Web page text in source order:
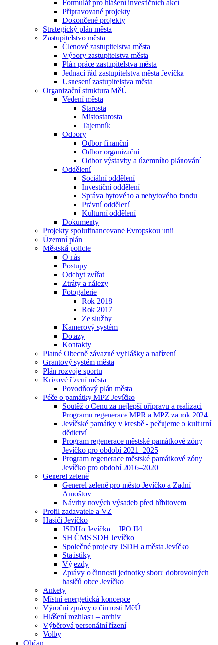
Formulář pro hlášení investičních akcí
Připravované projekty
Dokončené projekty
Strategický plán města
Zastupitelstvo města
Členové zastupitelstva města
Výbory zastupitelstva města
Plán práce zastupitelstva města
Jednací řád zastupitelstva města Jevíčka
Usnesení zastupitelstva města
Organizační struktura MěÚ
Vedení města
Starosta
Místostarosta
Tajemník
Odbory
Odbor finanční
Odbor organizační
Odbor výstavby a územního plánování
Oddělení
Sociální oddělení
Investiční oddělení
Správa bytového a nebytového fondu
Právní oddělení
Kulturní oddělení
Dokumenty
Projekty spolufinancované Evropskou unií
Územní plán
Městská policie
O nás
Postupy
Odchyt zvířat
Ztráty a nálezy
Fotogalerie
Rok 2018
Rok 2017
Ze služby
Kamerový systém
Dotazy
Kontakty
Platné Obecně závazné vyhlášky a nařízení
Grantový systém města
Plán rozvoje sportu
Krizové řízení města
Povodňový plán města
Péče o památky MPZ Jevíčko
Soutěž o Cenu za nejlepší přípravu a realizaci
Programu regenerace MPR a MPZ za rok 2024
Jevíčské památky v kresbě - pečujeme o kulturní
dědictví
Program regenerace městské památkové zóny
Jevíčko pro období 2021–2025
Program regenerace městské památkové zóny
Jevíčko pro období 2016–2020
Generel zeleně
Generel zeleně pro město Jevíčko a Zadní
Arnoštov
Návrhy nových výsadeb před hřbitovem
Profil zadavatele a VZ
Hasiči Jevíčko
JSDHo Jevíčko – JPO II⁄1
SH ČMS SDH Jevíčko
Společné projekty JSDH a města Jevíčko
Statistiky
Výjezdy
Zprávy o činnosti jednotky sboru dobrovolných
hasičů obce Jevíčko
Ankety
Místní energetická koncepce
Výroční zprávy o činnosti MěÚ
Hlášení rozhlasu – archiv
Výběrová personální řízení
Volby
Občan